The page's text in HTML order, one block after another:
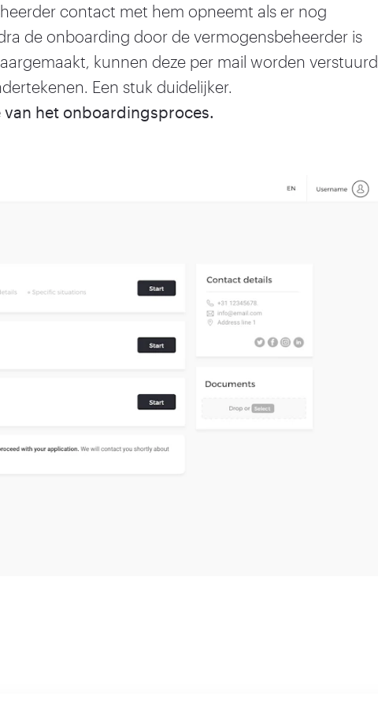
contact met hem opneemt als er nog
de onboarding door de vermogensbeheerder is
kunnen deze per mail worden verstuurd
Een stuk duidelijker.
het onboardingsproces.